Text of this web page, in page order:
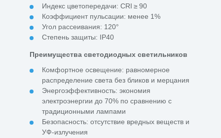
Индекс цветопередачи: CRI ≥ 90
Коэффициент пульсации: менее 1%
Угол рассеивания: 120°
Степень защиты: IP40
Преимущества светодиодных светильников
Комфортное освещение: равномерное
распределение света без бликов и мерцания
Энергоэффективность: экономия
электроэнергии до 70% по сравнению с
традиционными лампами
Безопасность: отсутствие вредных веществ и
УФ-излучения